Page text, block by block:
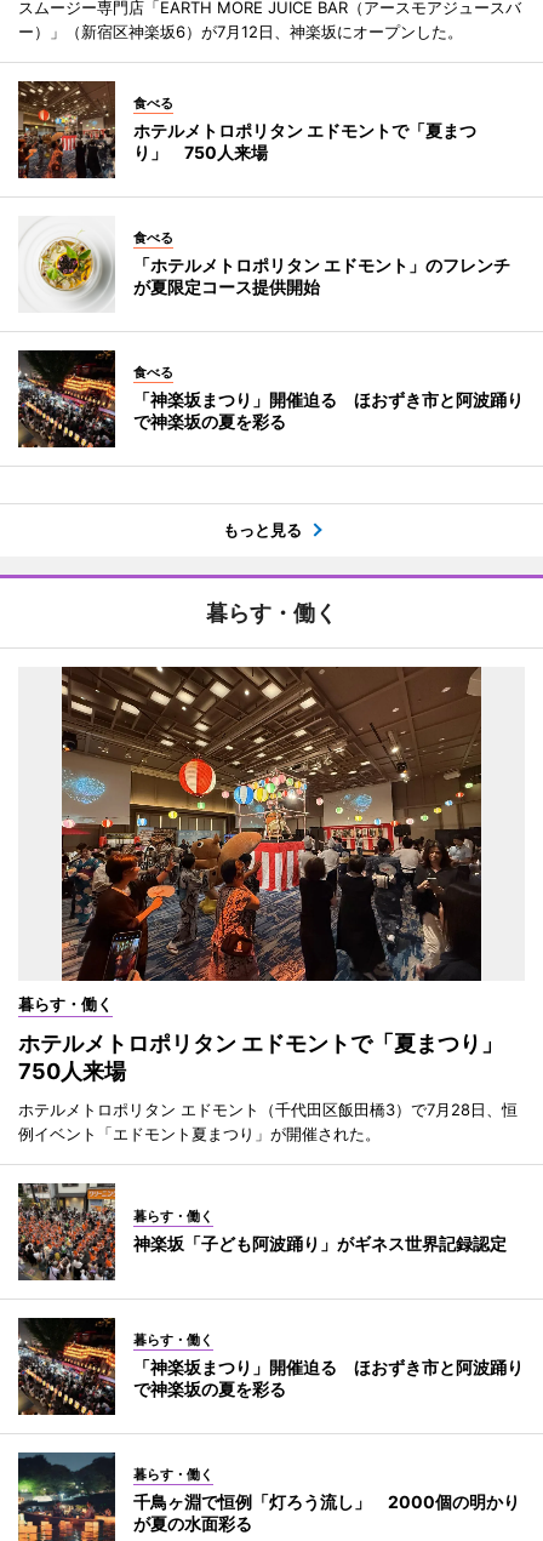
スムージー専門店「EARTH MORE JUICE BAR（アースモアジュースバ
ー）」（新宿区神楽坂6）が7月12日、神楽坂にオープンした。
食べる
ホテルメトロポリタン エドモントで「夏まつ
り」 750人来場
食べる
「ホテルメトロポリタン エドモント」のフレンチ
が夏限定コース提供開始
食べる
「神楽坂まつり」開催迫る ほおずき市と阿波踊り
で神楽坂の夏を彩る
もっと見る
暮らす・働く
暮らす・働く
ホテルメトロポリタン エドモントで「夏まつり」
750人来場
ホテルメトロポリタン エドモント（千代田区飯田橋3）で7月28日、恒
例イベント「エドモント夏まつり」が開催された。
暮らす・働く
神楽坂「子ども阿波踊り」がギネス世界記録認定
暮らす・働く
「神楽坂まつり」開催迫る ほおずき市と阿波踊り
で神楽坂の夏を彩る
暮らす・働く
千鳥ヶ淵で恒例「灯ろう流し」 2000個の明かり
が夏の水面彩る